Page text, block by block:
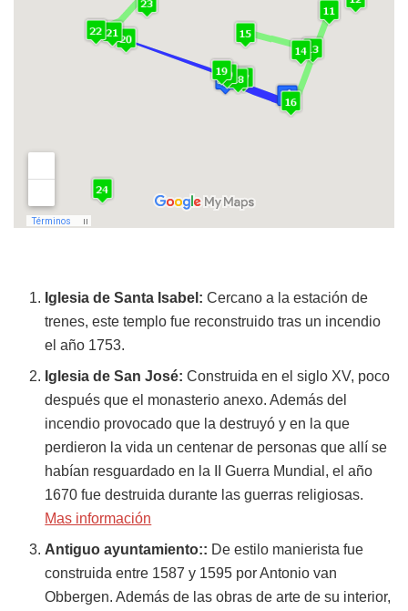
Iglesia de Santa Isabel: Cercano a la estación de
trenes, este templo fue reconstruido tras un incendio
el año 1753.
Iglesia de San José: Construida en el siglo XV, poco
después que el monasterio anexo. Además del
incendio provocado que la destruyó y en la que
perdieron la vida un centenar de personas que allí se
habían resguardado en la II Guerra Mundial, el año
1670 fue destruida durante las guerras religiosas.
Mas información
Antiguo ayuntamiento:: De estilo manierista fue
construida entre 1587 y 1595 por Antonio van
Obbergen. Además de las obras de arte de su interior,